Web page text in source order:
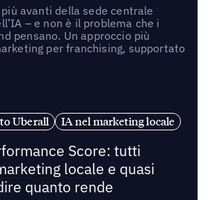
avanti della sede centrale
– e non è il problema che i
pensano. Un approccio più
per franchising, supportato
Uberall
IA nel marketing locale
Score: tutti
locale e quasi
quanto rende